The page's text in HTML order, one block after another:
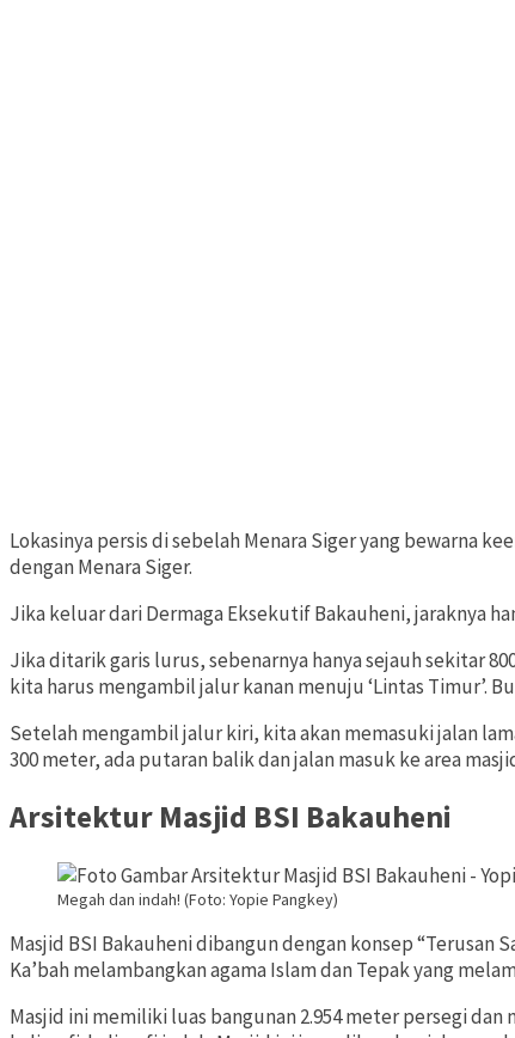
Lokasinya persis di sebelah Menara Siger yang bewarna
dengan Menara Siger.
Jika keluar dari Dermaga Eksekutif Bakauheni, jaraknya
Jika ditarik garis lurus, sebenarnya hanya sejauh sekitar
kita harus mengambil jalur kanan menuju ‘Lintas Timur’.
Setelah mengambil jalur kiri, kita akan memasuki jalan
300 meter, ada putaran balik dan jalan masuk ke area
Arsitektur Masjid BSI Bakauheni
Megah dan indah! (Foto: Yopie Pangkey)
Masjid BSI Bakauheni dibangun dengan konsep
Ka’bah melambangkan agama Islam dan Tepak yang
Masjid ini memiliki luas bangunan 2.954 meter persegi